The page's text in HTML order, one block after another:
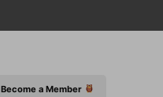
Become a Member